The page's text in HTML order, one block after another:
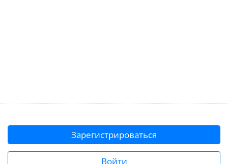
Зарегистрироваться
Войти